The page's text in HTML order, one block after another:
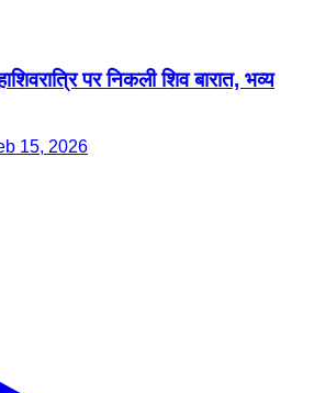
पर निकली शिव बारात, भव्य
15, 2026